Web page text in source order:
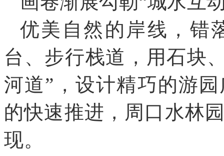
优美自然的岸线 ， 错
台、步行栈道 ， 用石块
河道” ， 设计精巧的游
的快速推进 ， 周口水林
现。